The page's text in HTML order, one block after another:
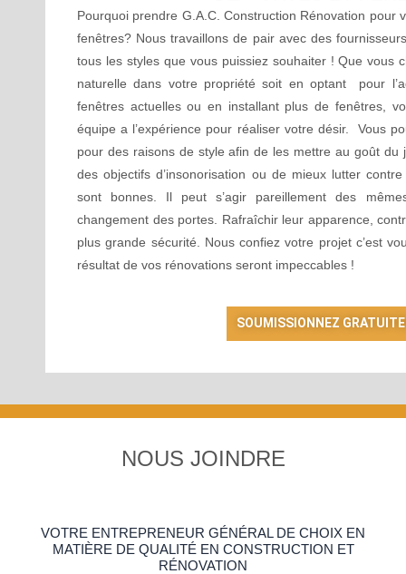
Pourquoi prendre G.A.C. Construction Rénovation pour
fenêtres? Nous travaillons de pair avec des
tous les styles que vous puissiez souhaiter ! Que vous
naturelle dans votre propriété soit en optant pour
fenêtres actuelles ou en installant plus de fenêtres,
équipe a l’expérience pour réaliser votre désir. Vous
pour des raisons de style afin de les mettre au goût
des objectifs d’insonorisation ou de mieux lutter
sont bonnes. Il peut s’agir pareillement des
changement des portes. Rafraîchir leur apparence,
plus grande sécurité. Nous confiez votre projet c’est
résultat de vos rénovations seront impeccables !
SOUMISSIONNEZ
NOUS JOINDRE
VOTRE ENTREPRENEUR GÉNÉRAL DE CHOIX EN
MATIÈRE DE QUALITÉ EN CONSTRUCTION ET
RÉNOVATION